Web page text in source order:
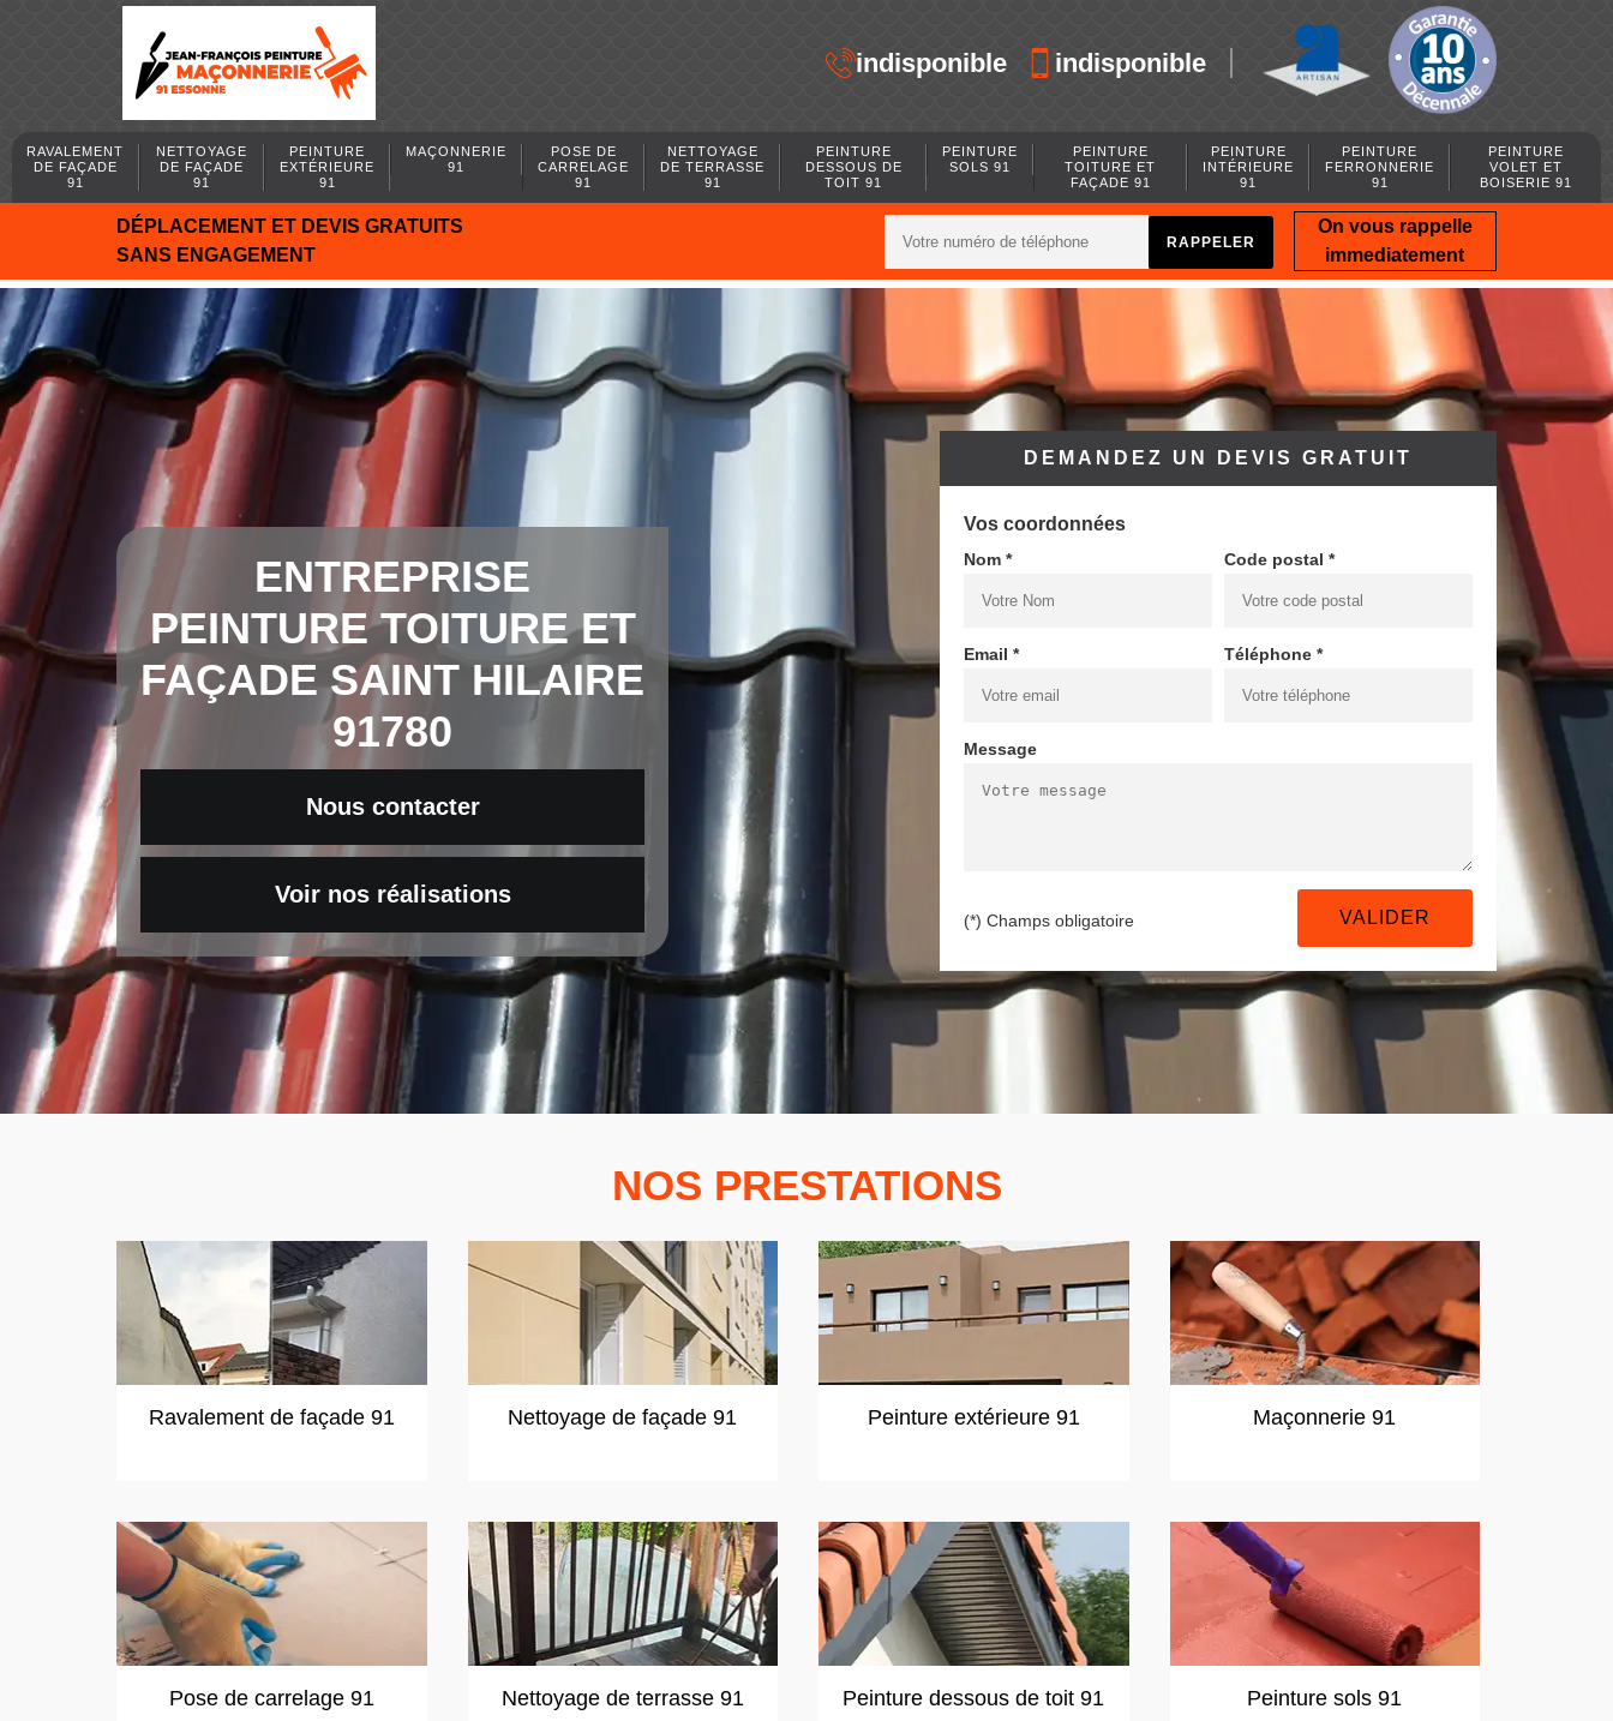
indisponible indisponible
RAVALEMENT
DE FAÇADE
91
NETTOYAGE
DE FAÇADE
91
PEINTURE
EXTÉRIEURE
91
MAÇONNERIE
91
POSE DE
CARRELAGE
91
NETTOYAGE
DE TERRASSE
91
PEINTURE
DESSOUS DE
TOIT 91
PEINTURE
SOLS 91
PEINTURE
TOITURE ET
FAÇADE 91
PEINTURE
INTÉRIEURE
91
PEINTURE
FERRONNERIE
91
PEINTURE
VOLET ET
BOISERIE 91
DÉPLACEMENT ET DEVIS GRATUITS
SANS ENGAGEMENT
On vous rappelle
immediatement
ENTREPRISE
PEINTURE TOITURE ET
FAÇADE SAINT HILAIRE
91780
Nous contacter
Voir nos réalisations
DEMANDEZ UN DEVIS GRATUIT
Vos coordonnées
Nom * Code postal *
Email * Téléphone *
Message
(*) Champs obligatoire
NOS PRESTATIONS
Ravalement de façade 91 Nettoyage de façade 91 Peinture extérieure 91 Maçonnerie 91
Pose de carrelage 91 Nettoyage de terrasse 91 Peinture dessous de toit 91 Peinture sols 91